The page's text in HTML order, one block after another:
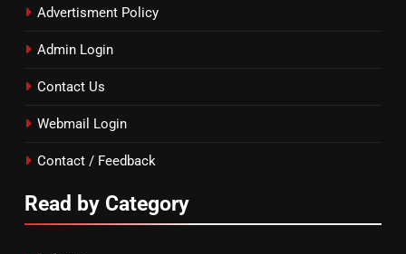
Advertisment Policy
Admin Login
Contact Us
Webmail Login
Contact / Feedback
Read by Category